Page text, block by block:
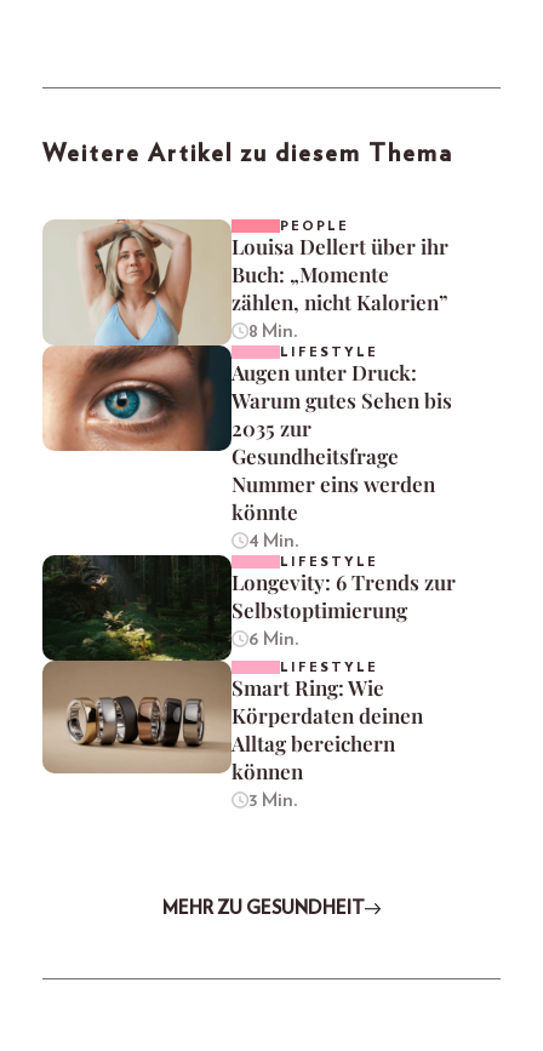
Weitere Artikel zu diesem Thema
PEOPLE
Louisa Dellert über ihr
Buch: „Momente
zählen, nicht Kalorien”
8 Min.
LIFESTYLE
Augen unter Druck:
Warum gutes Sehen bis
2035 zur
Gesundheitsfrage
Nummer eins werden
könnte
4 Min.
LIFESTYLE
Longevity: 6 Trends zur
Selbstoptimierung
6 Min.
LIFESTYLE
Smart Ring: Wie
Körperdaten deinen
Alltag bereichern
können
3 Min.
MEHR ZU GESUNDHEIT